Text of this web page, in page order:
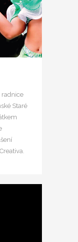
radnice
Staré